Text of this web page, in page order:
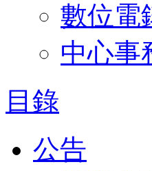
數位電
中心事
目錄
公告